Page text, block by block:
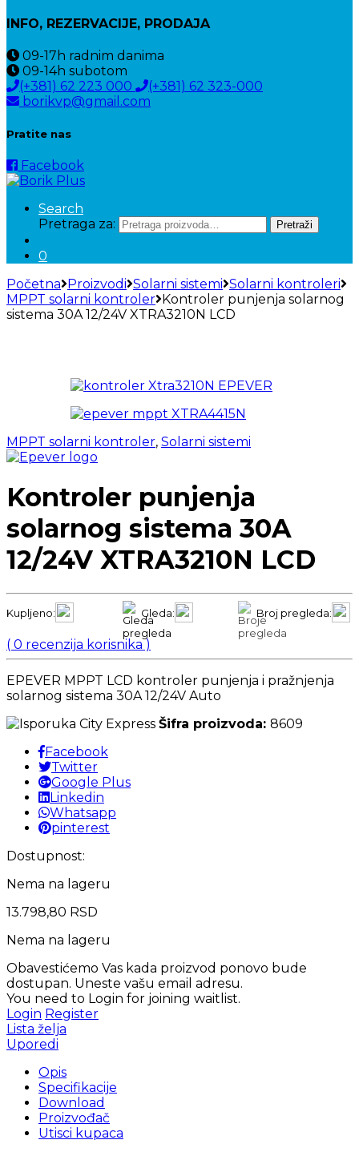
INFO, REZERVACIJE, PRODAJA
09-17h radnim danima
09-14h subotom
(+381) 62 223 000
(+381) 62 323-000
borikvp@gmail.com
Pratite nas
Facebook
Search
Pretraga za:
Pretraži
0
Početna Proizvodi Solarni sistemi Solarni kontroleri
MPPT solarni kontroler Kontroler punjenja solarnog
sistema 30A 12/24V XTRA3210N LCD
MPPT solarni kontroler, Solarni sistemi
Kontroler punjenja
solarnog sistema 30A
12/24V XTRA3210N LCD
Kupljeno: Gleda: Broj pregleda:
( 0 recenzija korisnika )
EPEVER MPPT LCD kontroler punjenja i pražnjenja
solarnog sistema 30A 12/24V Auto
Šifra proizvoda: 8609
Facebook
Twitter
Google Plus
Linkedin
Whatsapp
pinterest
Dostupnost:
Nema na lageru
13.798,80 RSD
Nema na lageru
Obavestićemo Vas kada proizvod ponovo bude
dostupan. Uneste vašu email adresu.
You need to Login for joining waitlist.
Login Register
Lista želja
Uporedi
Opis
Specifikacije
Download
Proizvođač
Utisci kupaca